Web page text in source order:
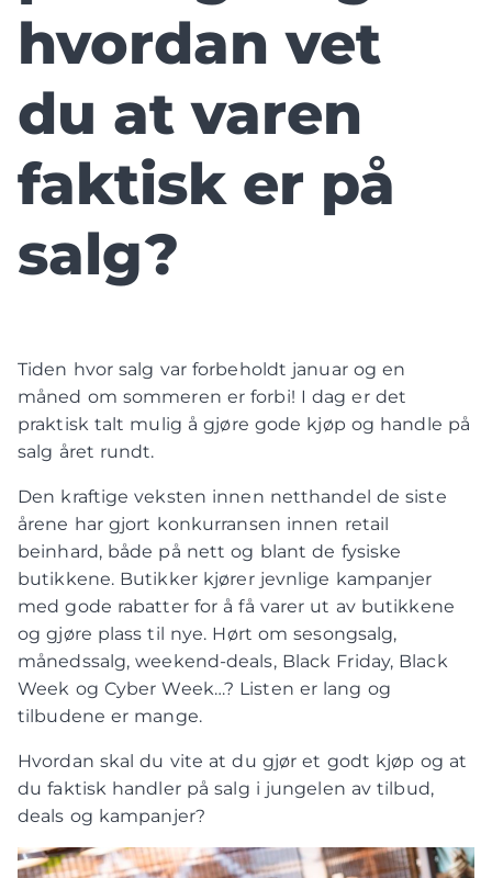
hvordan vet
du at varen
faktisk er på
salg?
Tiden hvor salg var forbeholdt januar og en
måned om sommeren er forbi! I dag er det
praktisk talt mulig å gjøre gode kjøp og handle på
salg året rundt.
Den kraftige veksten innen netthandel de siste
årene har gjort konkurransen innen retail
beinhard, både på nett og blant de fysiske
butikkene. Butikker kjører jevnlige kampanjer
med gode rabatter for å få varer ut av butikkene
og gjøre plass til nye. Hørt om sesongsalg,
månedssalg, weekend-deals, Black Friday, Black
Week og Cyber Week…? Listen er lang og
tilbudene er mange.
Hvordan skal du vite at du gjør et godt kjøp og at
du faktisk handler på salg i jungelen av tilbud,
deals og kampanjer?